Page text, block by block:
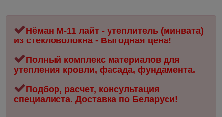
Нёман М-11 лайт - утеплитель (минвата)
из стекловолокна - Выгодная цена!
Полный комплекс материалов для
утепления кровли, фасада, фундамента.
Подбор, расчет, консультация
специалиста. Доставка по Беларуси!